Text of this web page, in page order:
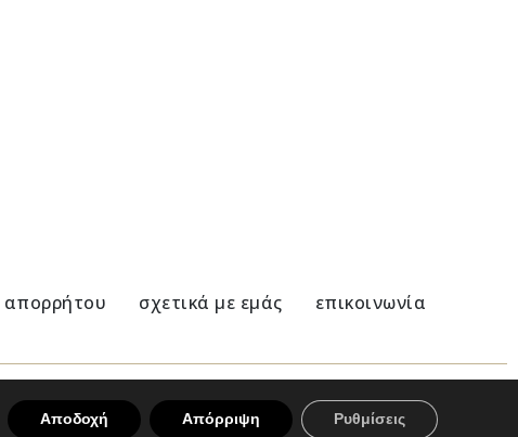
απορρήτου σχετικά με εμάς επικοινωνία
Αποδοχή Απόρριψη Ρυθμίσεις